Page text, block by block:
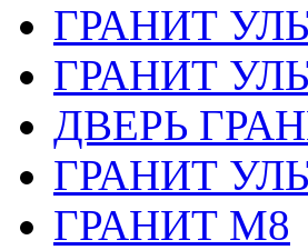
ГРАНИТ
ГРАНИТ
ДВЕРЬ
ГРАНИТ
ГРАНИТ М8